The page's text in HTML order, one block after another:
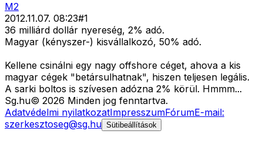
M2
2012.11.07. 08:23#1
36 milliárd dollár nyereség, 2% adó.
Magyar (kényszer-) kisvállalkozó, 50% adó.
Kellene csinálni egy nagy offshore céget, ahova a kis
magyar cégek "betársulhatnak", hiszen teljesen legális.
A sarki boltos is szívesen adózna 2% körül. Hmmm...
Sg.hu© 2026 Minden jog fenntartva.
Adatvédelmi nyilatkozatImpresszumFórumE-mail:
szerkesztoseg@sg.hu Sütibeállítások